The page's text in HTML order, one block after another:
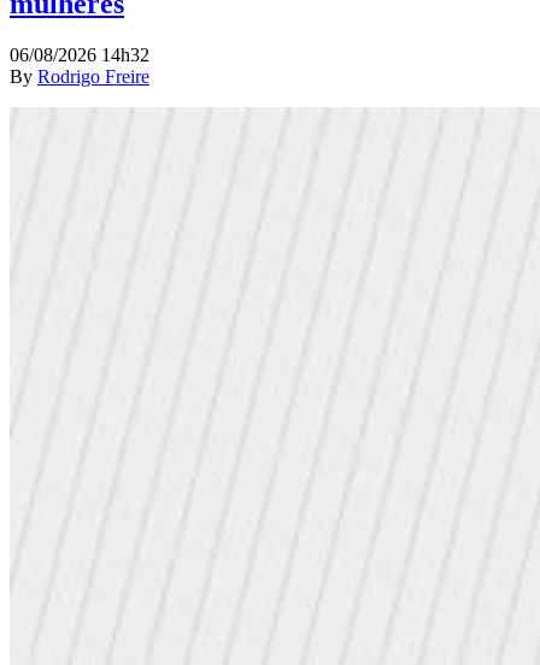
06/08/2026 14h32
By Rodrigo Freire